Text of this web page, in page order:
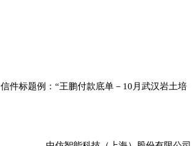
件标题例：“王鹏付款底单－10月武汉岩土培